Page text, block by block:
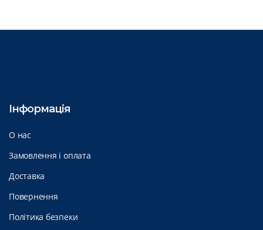
Інформація
О нас
Замовлення і оплата
Доставка
Повернення
Політика безпеки